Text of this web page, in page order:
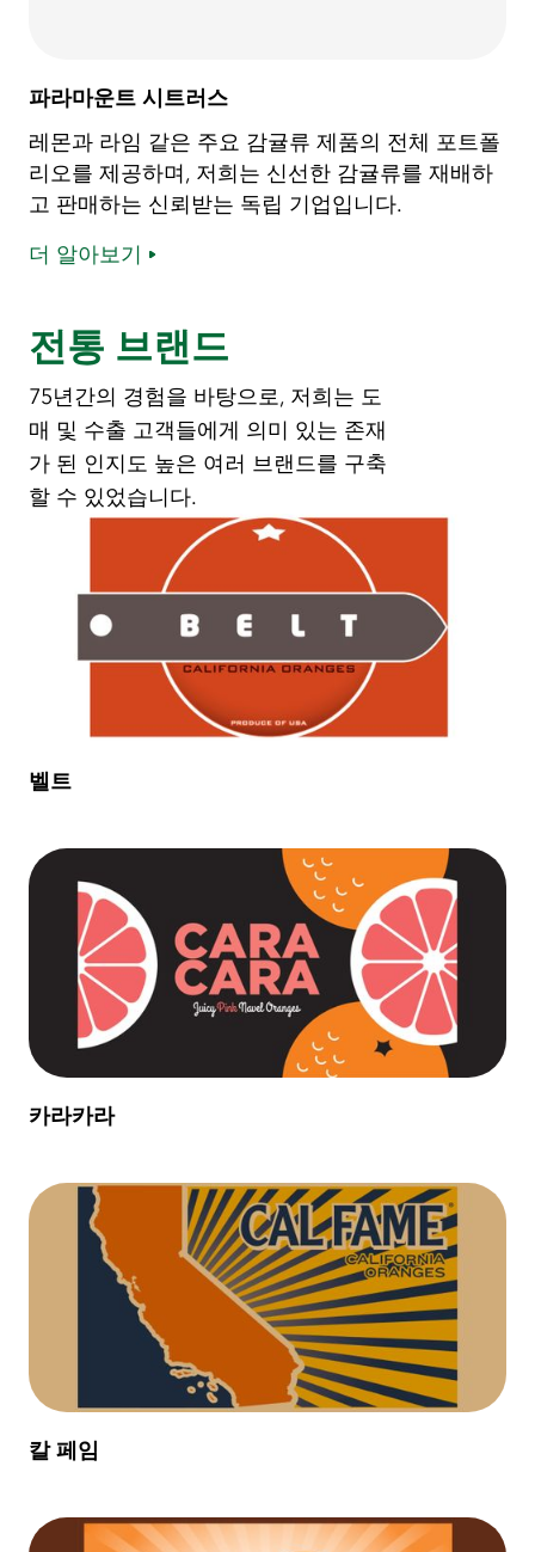
파라마운트 시트러스
레몬과 라임 같은 주요 감귤류 제품의 전체 포트폴
리오를 제공하며, 저희는 신선한 감귤류를 재배하
고 판매하는 신뢰받는 독립 기업입니다.
더 알아보기
전통 브랜드
75년간의 경험을 바탕으로, 저희는 도
매 및 수출 고객들에게 의미 있는 존재
가 된 인지도 높은 여러 브랜드를 구축
할 수 있었습니다.
벨트
카라카라
칼 페임